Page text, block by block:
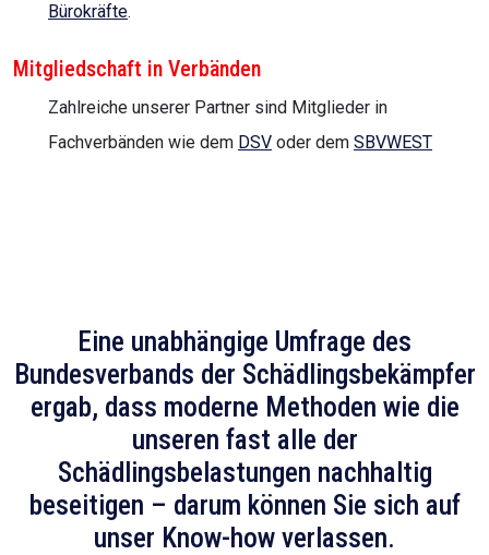
Bürokräfte.
Mitgliedschaft in Verbänden
Zahlreiche unserer Partner sind Mitglieder in
Fachverbänden wie dem DSV oder dem SBVWEST
Eine unabhängige Umfrage des
Bundesverbands der Schädlingsbekämpfer
ergab, dass moderne Methoden wie die
unseren fast alle der
Schädlingsbelastungen nachhaltig
beseitigen – darum können Sie sich auf
unser Know-how verlassen.